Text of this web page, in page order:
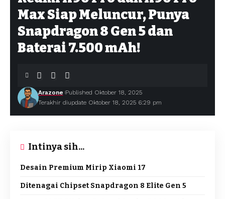
Max Siap Meluncur, Punya
Snapdragon 8 Gen 5 dan
Baterai 7.500 mAh!
Terakhir diupdate Oktober 18, 2025 6:29 pm
Arazone Published Oktober 18, 2025
Intinya sih...
Desain Premium Mirip Xiaomi 17
Ditenagai Chipset Snapdragon 8 Elite Gen 5